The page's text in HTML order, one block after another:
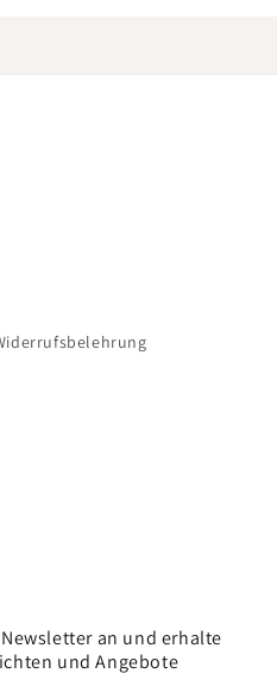
an und erhalte
und Angebote